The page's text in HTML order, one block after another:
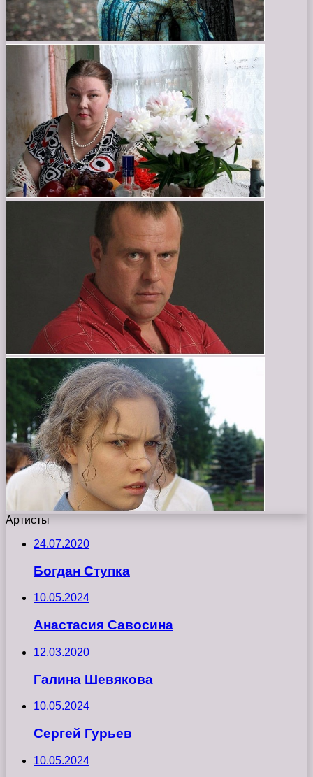
Артисты
24.07.2020
Богдан Ступка
10.05.2024
Анастасия Савосина
12.03.2020
Галина Шевякова
10.05.2024
Сергей Гурьев
10.05.2024